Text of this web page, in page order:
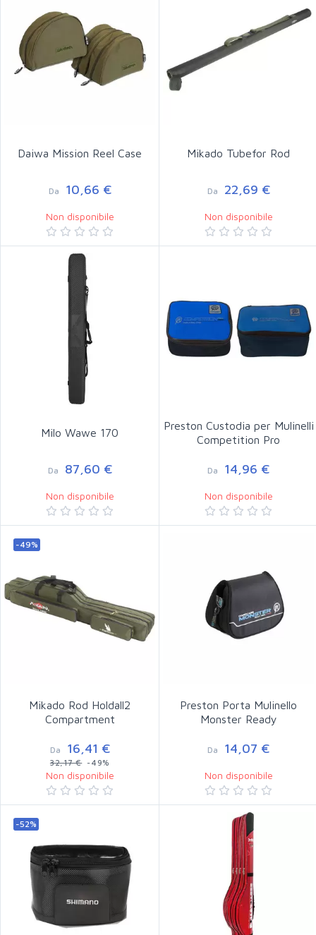
Daiwa Mission Reel Case
Da 10,66 €
Non disponibile
Mikado Tubefor Rod
Da 22,69 €
Non disponibile
Milo Wawe 170
Da 87,60 €
Non disponibile
Preston Custodia per Mulinelli
Competition Pro
Da 14,96 €
Non disponibile
-49%
Mikado Rod Holdall2
Compartment
Da 16,41 €
32,17 €-49%
Non disponibile
Preston Porta Mulinello
Monster Ready
Da 14,07 €
Non disponibile
-52%